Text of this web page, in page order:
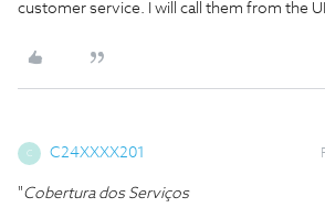
customer service. I will call them from the
C C24XXXX201
"Cobertura dos Serviços